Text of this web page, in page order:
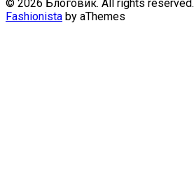
© 2026 Блоговик. All rights reserved.
Fashionista by aThemes